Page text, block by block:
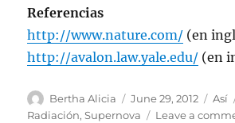
Referencias
http://www.nature.com/ (en
http://avalon.law.yale.edu/ (en
Author
Bertha Alicia
Posted
on
June 29, 2012 Así
Radiación,Supernova Leave a